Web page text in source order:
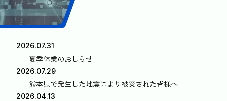
2026.07.31
夏季休業のおしらせ
2026.07.29
熊本県で発生した地震により被災された皆様へ
2026.04.13